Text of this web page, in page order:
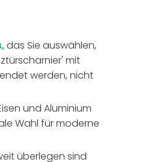
das Sie auswählen,
mit
werden, nicht
und Aluminium
Wahl für moderne
überlegen sind